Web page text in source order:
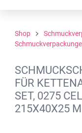
Shop
FÜR
SET, 0275
215X40X25